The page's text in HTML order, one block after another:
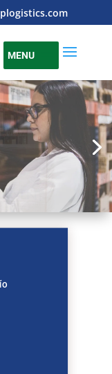
MENU